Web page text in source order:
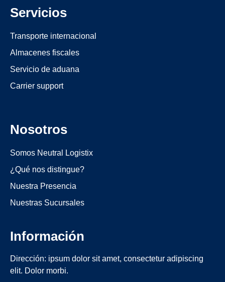
Servicios
Transporte internacional
Almacenes fiscales
Servicio de aduana
Carrier support
Nosotros
Somos Neutral Logistix
¿Qué nos distingue?
Nuestra Presencia
Nuestras Sucursales
Información
Dirección: ipsum dolor sit amet, consectetur adipiscing
elit. Dolor morbi.